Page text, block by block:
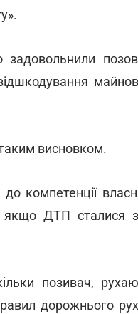
задовольнили
таким висновком.
до компетенції
ДТП сталися
позивач,
дорожнього